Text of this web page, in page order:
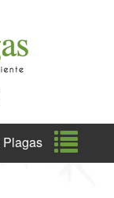
Plagas